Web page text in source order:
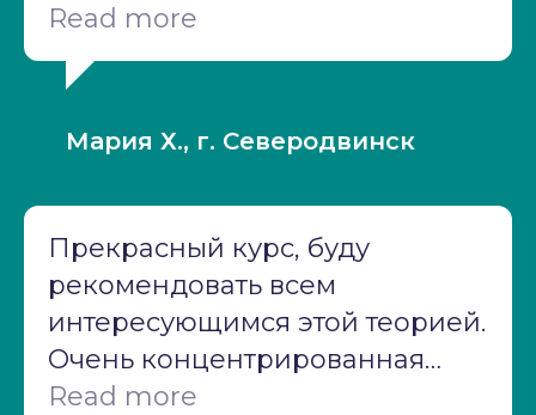
очень актуален в нынешние
времена. Спасибо
преподавателю и
организаторам! Очень удобно,
вебинары в удобное время.
Для людей, живущих в других
часовых поясах, это ценно!
Благодарю!
Read more
Мария Х., г. Северодвинск
Прекрасный курс, буду
рекомендовать всем
интересующимся этой теорией.
Очень концентрированная
информация, множество
Read more